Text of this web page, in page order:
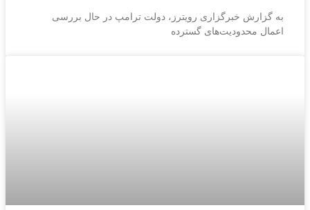
به گزارش خبرگزاری رویترز، دولت ترامپ در حال بررسی
اعمال محدودیت‌های گسترده